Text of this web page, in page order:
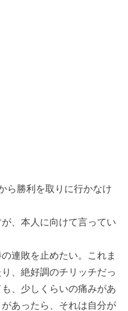
ら勝利を取りに行かなけ
、本人に向けて言ってい
連敗を止めたい。これま
、絶好調のチリッチだっ
、少しくらいの痛みがあ
あったら、それは自分が